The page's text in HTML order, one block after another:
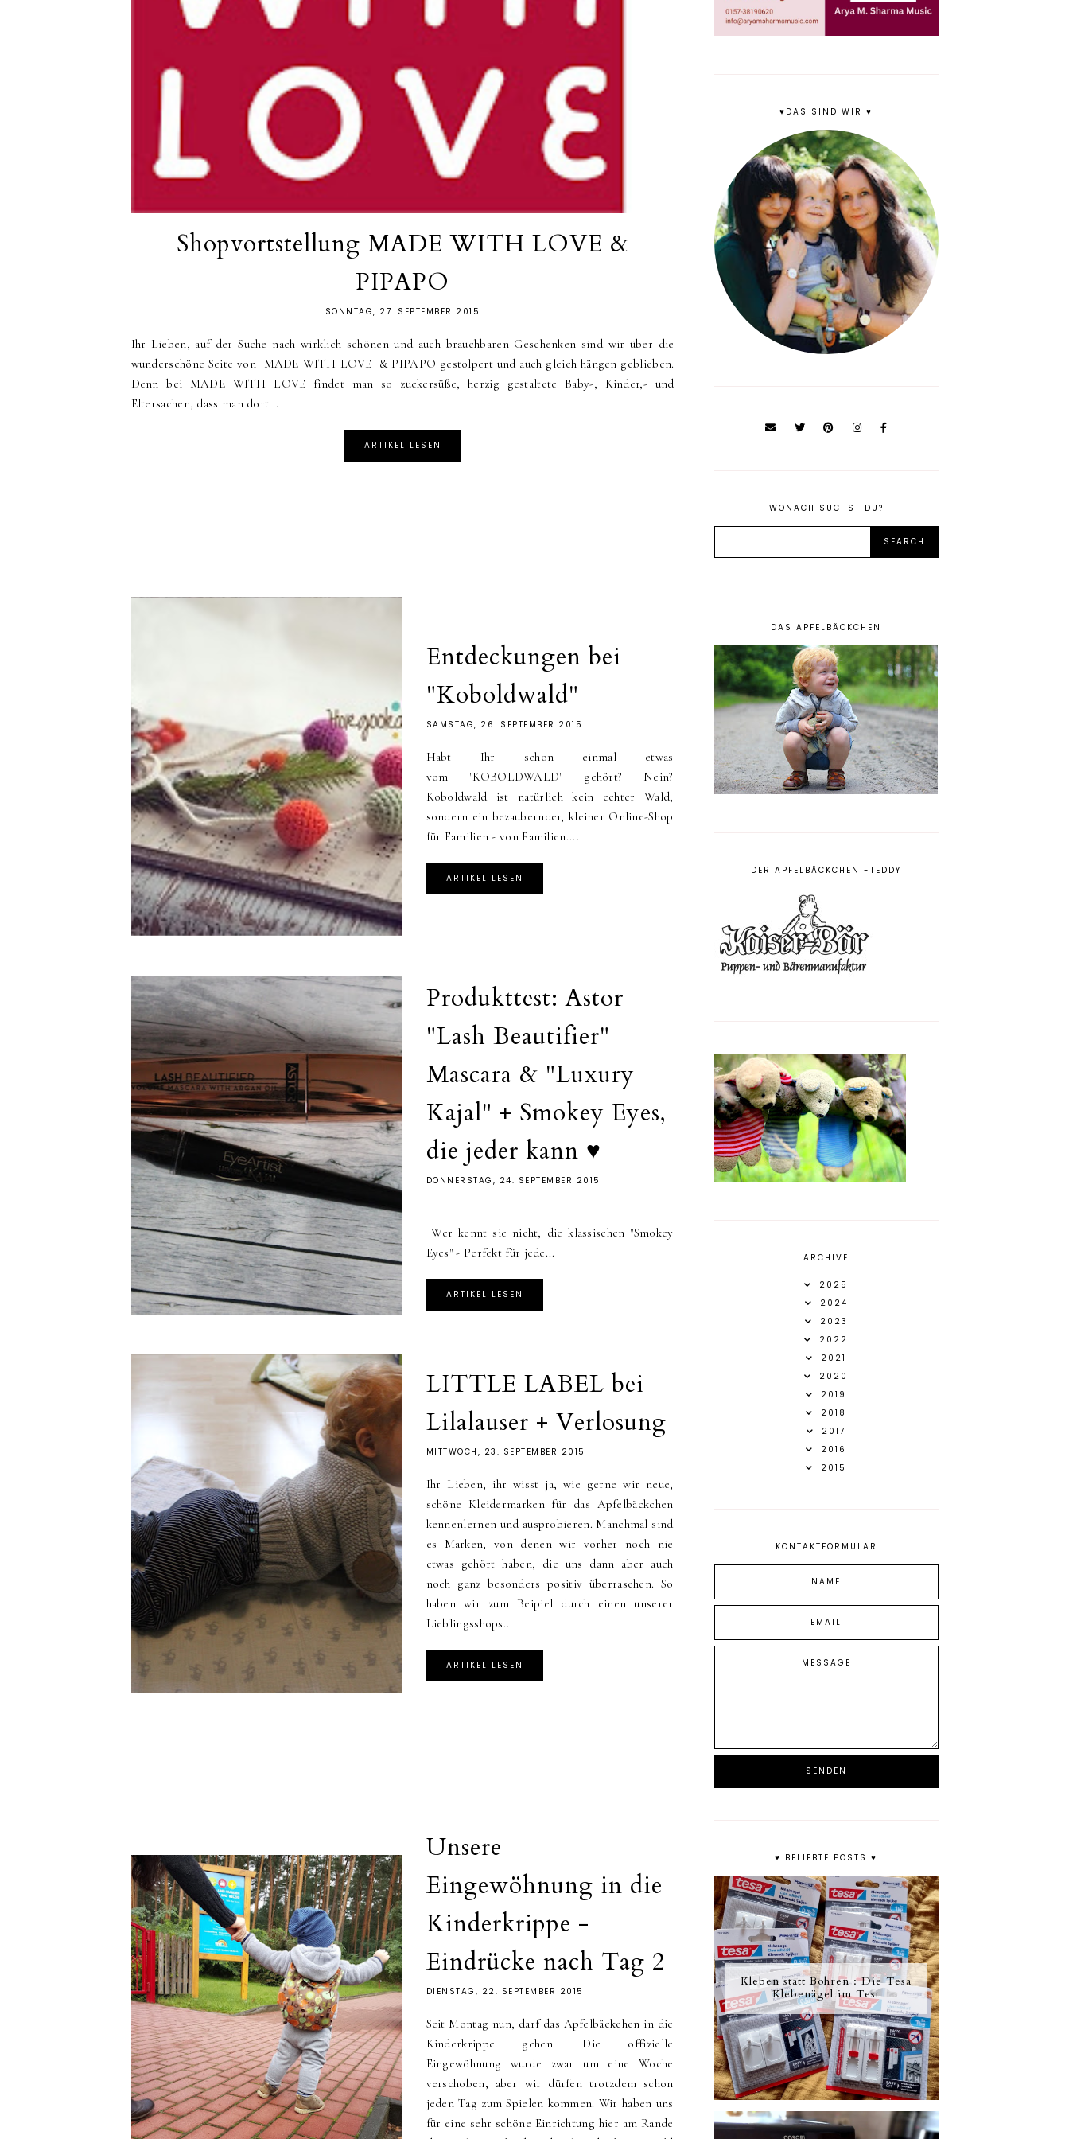
Shopvortstellung MADE WITH LOVE &
PIPAPO
SONNTAG, 27. SEPTEMBER 2015
Ihr Lieben, auf der Suche nach wirklich schönen und auch brauchbaren Geschenken sind wir über die
wunderschöne Seite von MADE WITH LOVE & PIPAPO gestolpert und auch gleich hängen geblieben.
Denn bei MADE WITH LOVE findet man so zuckersüße, herzig gestaltete Baby-, Kinder,- und
Eltersachen, dass man dort...
ARTIKEL LESEN
Entdeckungen bei
"Koboldwald"
SAMSTAG, 26. SEPTEMBER 2015
Habt Ihr schon einmal etwas
vom "KOBOLDWALD" gehört? Nein?
Koboldwald ist natürlich kein echter Wald,
sondern ein bezaubernder, kleiner Online-Shop
für Familien - von Familien....
ARTIKEL LESEN
Produkttest: Astor
"Lash Beautifier"
Mascara & "Luxury
Kajal" + Smokey Eyes,
die jeder kann ♥
DONNERSTAG, 24. SEPTEMBER 2015
Wer kennt sie nicht, die klassischen "Smokey
Eyes" - Perfekt für jede...
ARTIKEL LESEN
LITTLE LABEL bei
Lilalauser + Verlosung
MITTWOCH, 23. SEPTEMBER 2015
Ihr Lieben, ihr wisst ja, wie gerne wir neue,
schöne Kleidermarken für das Apfelbäckchen
kennenlernen und ausprobieren. Manchmal sind
es Marken, von denen wir vorher noch nie
etwas gehört haben, die uns dann aber auch
noch ganz besonders positiv überraschen. So
haben wir zum Beipiel durch einen unserer
Lieblingsshops...
ARTIKEL LESEN
Unsere
Eingewöhnung in die
Kinderkrippe -
Eindrücke nach Tag 2
DIENSTAG, 22. SEPTEMBER 2015
Seit Montag nun, darf das Apfelbäckchen in die
Kinderkrippe gehen. Die offizielle
Eingewöhnung wurde zwar um eine Woche
verschoben, aber wir dürfen trotzdem schon
jeden Tag zum Spielen kommen. Wir haben uns
für eine sehr schöne Einrichtung hier am Rande
♥DAS SIND WIR ♥
WONACH SUCHST DU?
DAS APFELBÄCKCHEN
DER APFELBÄCKCHEN -TEDDY
ARCHIVE
2025
2024
2023
2022
2021
2020
2019
2018
2017
2016
2015
KONTAKTFORMULAR
♥ BELIEBTE POSTS ♥
Kleben statt Bohren : Die Tesa
Klebenägel im Test